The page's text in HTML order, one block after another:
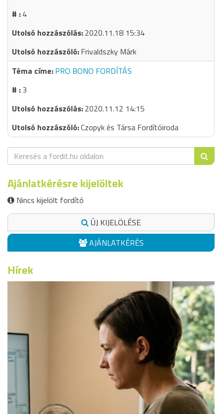
4
2020.11.18 15:34
Frivaldszky Márk
PRO BONO FORDÍTÁS
3
2020.11.12 14:15
Czopyk és Társa Fordítóiroda
Ajánlatkérésre kijelöltek
Nincs kijelölt fordító
ÚJ KIJELÖLÉSE
AJÁNLATKÉRÉS
Hírek